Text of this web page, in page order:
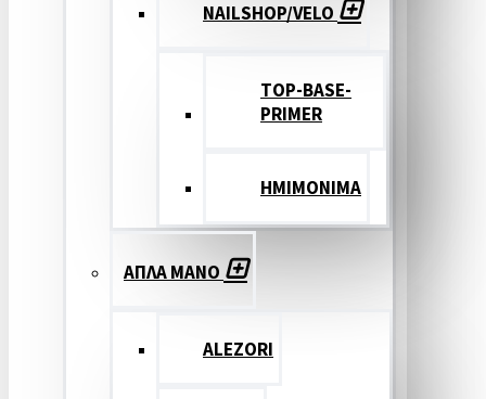
NAILSHOP/VELO
TOP-BASE-
PRIMER
ΗΜΙΜΟΝΙΜΑ
ΑΠΛΑ ΜΑΝΟ
ALEZORI